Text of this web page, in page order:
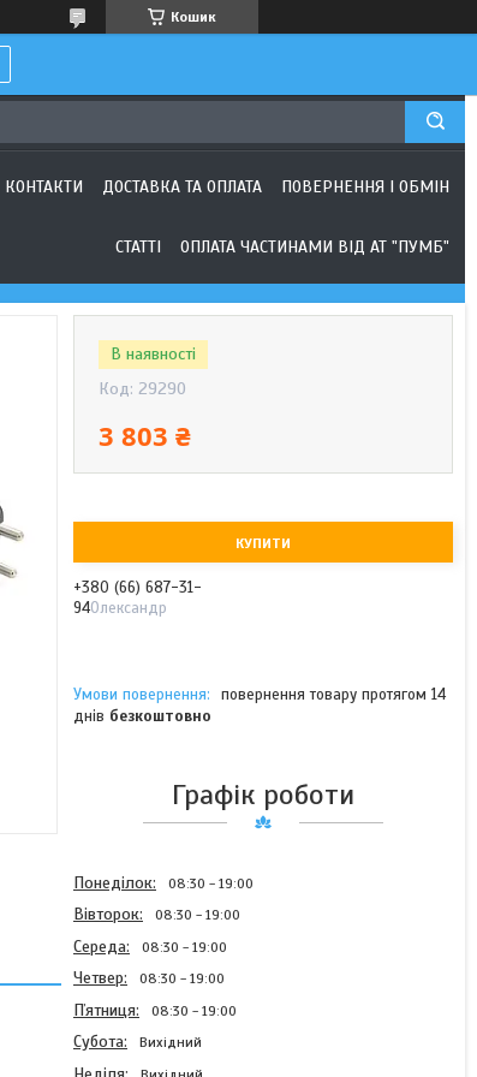
Кошик
КОНТАКТИ ДОСТАВКА ТА ОПЛАТА ПОВЕРНЕННЯ І ОБМІН
СТАТТІ ОПЛАТА ЧАСТИНАМИ ВІД АТ "ПУМБ"
В наявності
Код: 29290
3 803 ₴
КУПИТИ
+380 (66) 687-31-
94Олександр
повернення товару протягом 14
днів безкоштовно
Графік роботи
Понеділок 08:30 19:00
Вівторок 08:30 19:00
Середа 08:30 19:00
Четвер 08:30 19:00
Пʼятниця 08:30 19:00
Субота Вихідний